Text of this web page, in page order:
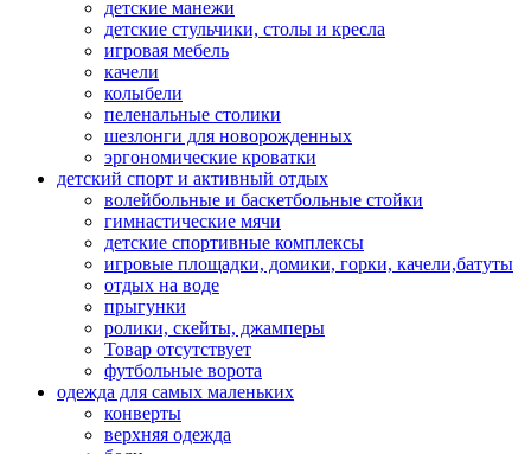
детские манежи
детские стульчики, столы и кресла
игровая мебель
качели
колыбели
пеленальные столики
шезлонги для новорожденных
эргономические кроватки
детский спорт и активный отдых
волейбольные и баскетбольные стойки
гимнастические мячи
детские спортивные комплексы
игровые площадки, домики, горки, качели,батуты
отдых на воде
прыгунки
ролики, скейты, джамперы
Товар отсутствует
футбольные ворота
одежда для самых маленьких
конверты
верхняя одежда